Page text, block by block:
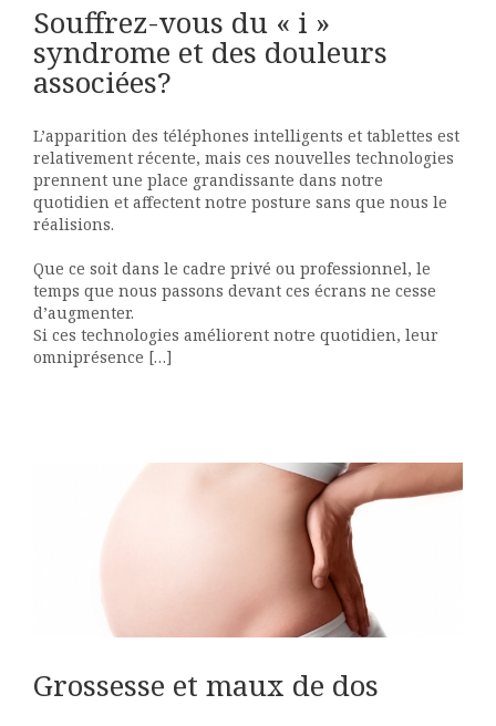
Souffrez-vous du « i »
syndrome et des douleurs
associées?
L’apparition des téléphones intelligents et tablettes est
relativement récente, mais ces nouvelles technologies
prennent une place grandissante dans notre
quotidien et affectent notre posture sans que nous le
réalisions.
Que ce soit dans le cadre privé ou professionnel, le
temps que nous passons devant ces écrans ne cesse
d’augmenter.
Si ces technologies améliorent notre quotidien, leur
omniprésence […]
Grossesse et maux de dos